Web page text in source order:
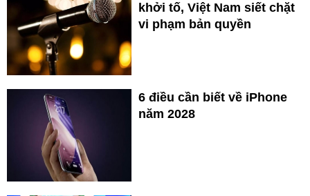
khởi tố, Việt Nam siết chặt
vi phạm bản quyền
6 điều cần biết về iPhone
năm 2028